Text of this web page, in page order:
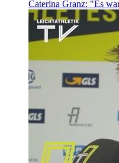
Caterina Granz: "Es